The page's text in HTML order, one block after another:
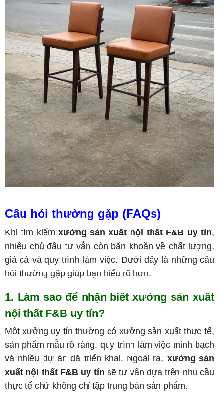
Câu hỏi thường gặp (FAQs)
Khi tìm kiếmxưởng sản xuất nội thất F&B uy tín,
nhiều chủ đầu tư vẫn còn băn khoăn về chất lượng,
giá cả và quy trình làm việc. Dưới đây là những câu
hỏi thường gặp giúp bạn hiểu rõ hơn.
1. Làm sao để nhận biết xưởng sản xuất
nội thất F&B uy tín?
Một xưởng uy tín thường có xưởng sản xuất thực tế,
sản phẩm mẫu rõ ràng, quy trình làm việc minh bạch
và nhiều dự án đã triển khai. Ngoài ra, xưởng sản
xuất nội thất F&B uy tín sẽ tư vấn dựa trên nhu cầu
thực tế chứ không chỉ tập trung bán sản phẩm.